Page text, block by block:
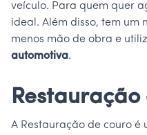
veículo. Para quem quer
ideal. Além disso, tem um
menos mão de obra e
automotiva.
Restauração
A Restauração de couro